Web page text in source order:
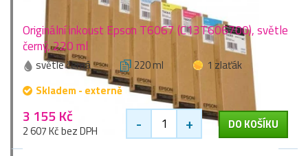
Originální inkoust Epson T6067 (C13T606700), světle
černý, 220 ml
světle černá 220 ml
1 zlaťák
Skladem - externě
3 155 Kč
2 607 Kč bez DPH - + DO KOŠÍKU